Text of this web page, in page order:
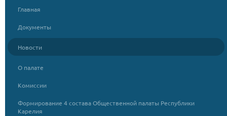
Главная
Документы
Новости
О палате
Комиссии
Формирование 4 состава Общественной палаты Республики
Карелия